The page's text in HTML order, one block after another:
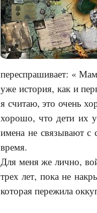
переспрашивает: «
уже история, как и
я считаю, это очень
хорошо, что дети их
имена не связывают
время.
Для меня же лично,
трех лет, пока не
которая пережила